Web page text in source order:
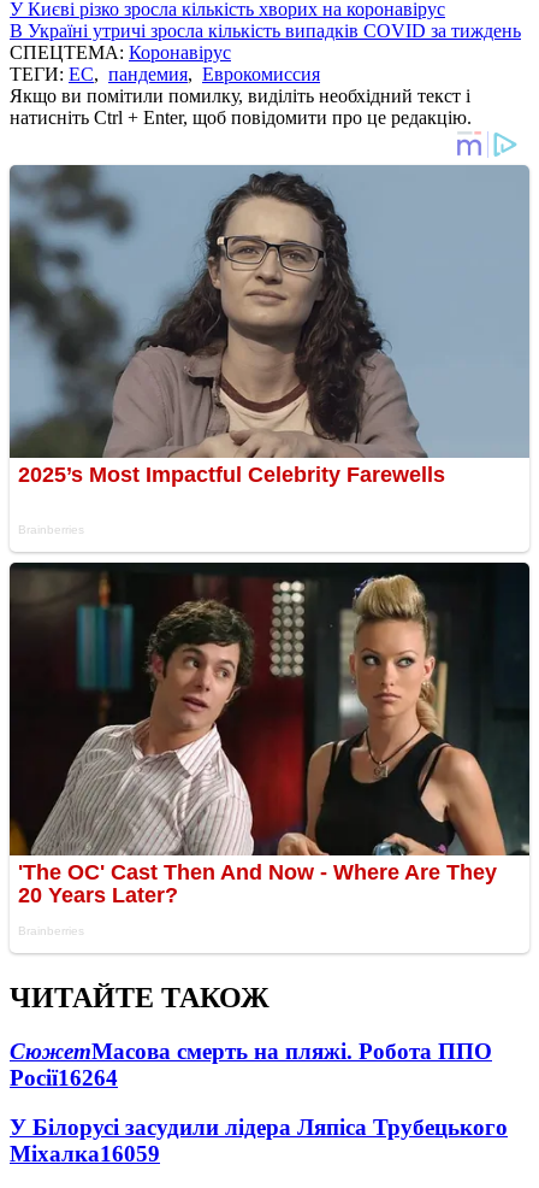
У Києві різко зросла кількість хворих на коронавірус
В Україні утричі зросла кількість випадків COVID за тиждень
СПЕЦТЕМА: Коронавірус
ТЕГИ: ЕС, пандемия, Еврокомиссия
Якщо ви помітили помилку, виділіть необхідний текст і
натисніть Ctrl + Enter, щоб повідомити про це редакцію.
ЧИТАЙТЕ ТАКОЖ
СюжетМасова смерть на пляжі. Робота ППО
Росії16264
У Білорусі засудили лідера Ляпіса Трубецького
Міхалка16059